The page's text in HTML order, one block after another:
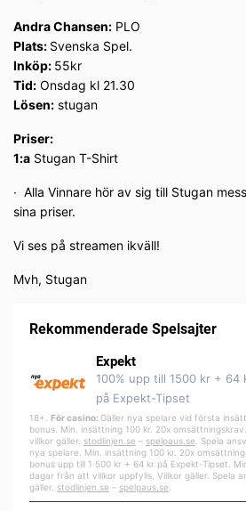
Andra Chansen: PLO
Plats: Svenska Spel.
Inköp: 55kr
Tid: Onsdag kl 21.30
Lösen: stugan
Priser:
1:a Stugan T-Shirt
∙ Alla Vinnare hör av sig till Stugan
sina priser.
Vi ses på streamen ikväll!
Mvh, Stugan
Rekommenderade Spelsajter
Expekt
100% upp till 1500 kr + 64
på Expekt-Tipset
18+. För casino: Gäller nya spelare vid första
bonus. Min. insättning 100 kr. 20x
villkor gäller. stodlinjen.se – spelpaus.se . Spela
nya spelare. Min. insättning 100 kr. 20x
bonus upp till 1 500 kr + 64 kr på Expekt-Tipset.
dagar från att villkor uppfylls. Villkor gäller. Spela
gäller. stodlinjen.se – spelpaus.se